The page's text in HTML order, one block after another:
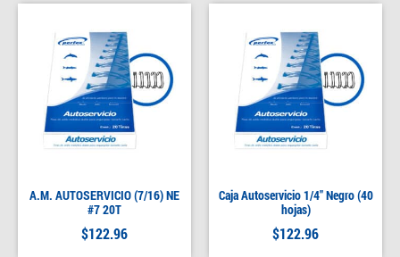
A.M. AUTOSERVICIO (7/16) NE
#7 20T
$122.96
Caja Autoservicio 1/4″ Negro (40
hojas)
$122.96